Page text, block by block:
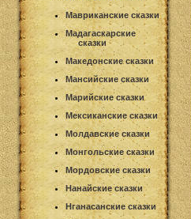
Мавриканские сказки
Мадагаскарские
сказки
Македонские сказки
Мансийские сказки
Марийские сказки
Мексиканские сказки
Молдавские сказки
Монгольские сказки
Мордовские сказки
Нанайские сказки
Нганасанские сказки